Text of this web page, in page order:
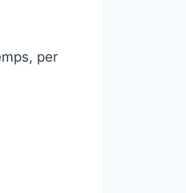
per